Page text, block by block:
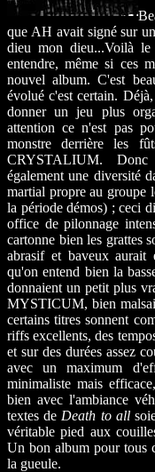
que AH avait signé sur
dieu mon dieu...Voilà
entendre, même si ces
nouvel album. C'est
évolué c'est certain.
donner un jeu plus
attention ce n'est pas
monstre derrière les
CRYSTALIUM.
également une diversité
martial propre au groupe
la période démos) ; ceci
office de pilonnage
cartonne bien les grattes
abrasif et baveux aurait
qu'on entend bien la
donnaient un petit plus
MYSTICUM, bien
certains titres sonnent
riffs excellents, des
et sur des durées assez
avec un maximum
minimaliste mais
bien avec l'ambiance
textes de Death to all
véritable pied aux
Un bon album pour tous
la gueule.